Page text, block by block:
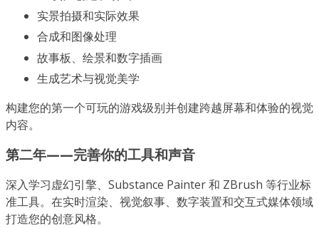
实景拍摄和实际效果
合成和图像处理
故事板、绘景和数字插画
生成艺术与视觉美学
构建您的第一个可玩的游戏级别并创建跨越屏幕和体验的视觉
内容。
第二年——完善你的工具和声音
深入学习虚幻引擎、Substance Painter 和 ZBrush 等行业标
准工具。在实时渲染、视觉叙事、数字装置和交互式媒体领域
打造您的创意风格。